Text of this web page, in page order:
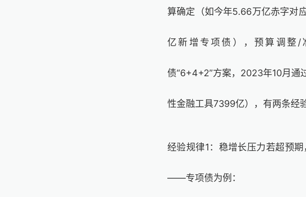
算确定 （如今年5.66万亿赤字对
亿新增专项债），预算调整/
债“6+4+2”方案， 2023年10月通
性金融工具7399亿）， 有两条经
经验规律1 ：稳增长压力若超预
——专项债为例 ：